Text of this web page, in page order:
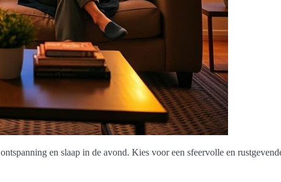
en slaap in de avond. Kies voor een sfeervolle en